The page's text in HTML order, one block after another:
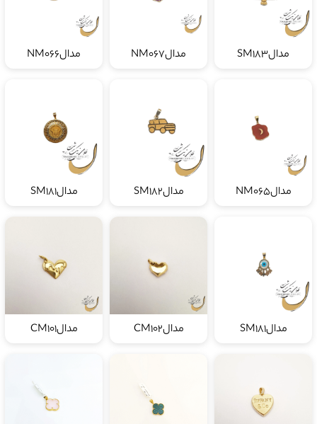
مدالSM183 مدالNM067 مدالNM066
مدالNM065 مدالSM182 مدالSM181
مدالSM181 مدالCM102 مدالCM101